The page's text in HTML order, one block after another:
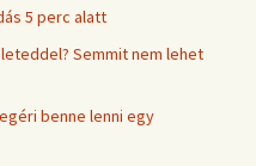
5 perc alatt
Semmit nem lehet
benne lenni egy